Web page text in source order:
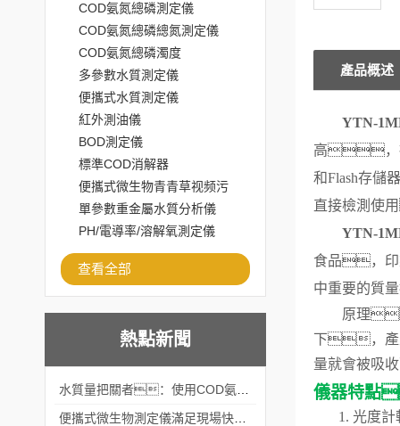
COD氨氮總磷測定儀
COD氨氮總磷總氮測定儀
COD氨氮總磷濁度
多參數水質測定儀
便攜式水質測定儀
紅外測油儀
BOD測定儀
標準COD消解器
便攜式微生物青青草视频污
APP
單參數重金屬水質分析儀
PH/電導率/溶解氧測定儀
查看全部
熱點新聞
產品概述
YTN-
高，
和Flash存儲
直接檢測使
YTN-
食品，
中重要的質
原理
下，產
量就會被吸
儀器特點
1. 光度